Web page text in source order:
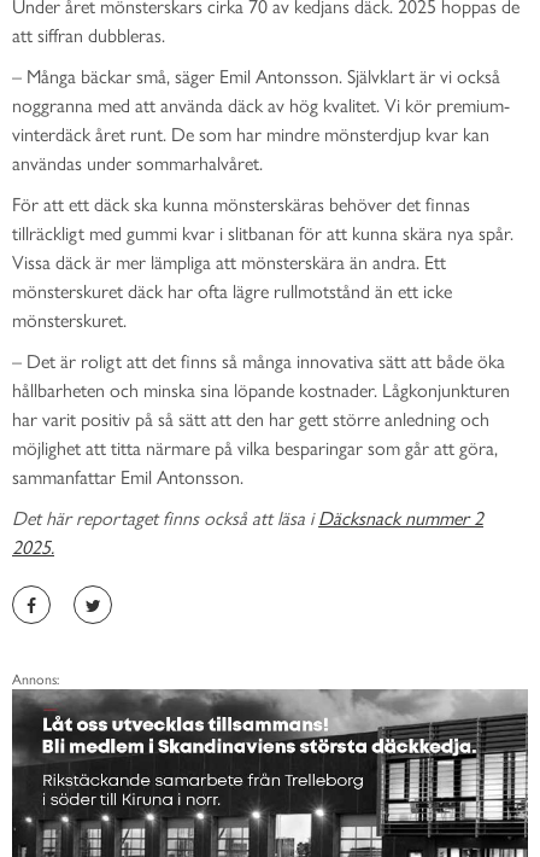
att siffran dubbleras.
– Många bäckar små, säger Emil Antonsson. Självklart är vi också
noggranna med att använda däck av hög kvalitet. Vi kör premium-
vinterdäck året runt. De som har mindre mönsterdjup kvar kan
användas under sommarhalvåret.
För att ett däck ska kunna mönsterskäras behöver det finnas
tillräckligt med gummi kvar i slitbanan för att kunna skära nya spår.
Vissa däck är mer lämpliga att mönsterskära än andra. Ett
mönsterskuret däck har ofta lägre rullmotstånd än ett icke
mönsterskuret.
– Det är roligt att det finns så många innovativa sätt att både öka
hållbarheten och minska sina löpande kostnader. Lågkonjunkturen
har varit positiv på så sätt att den har gett större anledning och
möjlighet att titta närmare på vilka besparingar som går att göra,
sammanfattar Emil Antonsson.
Det här reportaget finns också att läsa iDäcksnack nummer 2
2025.
Annons: